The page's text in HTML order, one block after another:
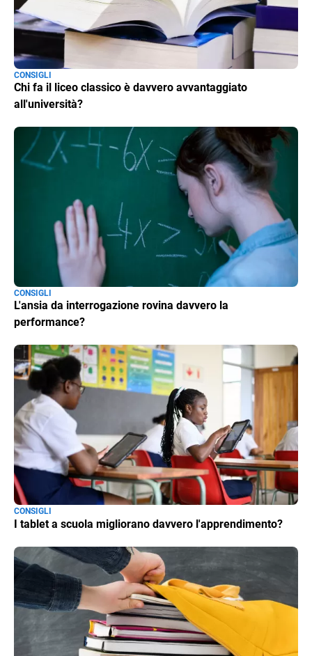
CONSIGLI
Chi fa il liceo classico è davvero avvantaggiato
all'università?
CONSIGLI
L'ansia da interrogazione rovina davvero la
performance?
CONSIGLI
I tablet a scuola migliorano davvero l'apprendimento?